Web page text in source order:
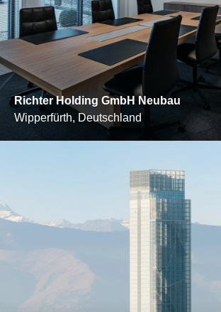
Richter Holding GmbH Neubau
Wipperfürth, Deutschland